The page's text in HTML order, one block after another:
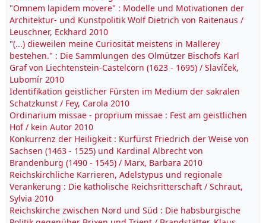
"Omnem lapidem movere" : Modelle und Motivationen der
Architektur- und Kunstpolitik Wolf Dietrich von Raitenaus /
Leuschner, Eckhard 2010
"(...) dieweilen meine Curiosität meistens in Mallerey
bestehen." : Die Sammlungen des Olmützer Bischofs Karl
Graf von Liechtenstein-Castelcorn (1623 - 1695) / Slavíček,
Lubomír 2010
Identifikation geistlicher Fürsten im Medium der sakralen
Schatzkunst / Fey, Carola 2010
Ordinarium missae - proprium missae : Fest am geistlichen
Hof / kein Autor 2010
Konkurrenz der Heiligkeit : Kurfürst Friedrich der Weise von
Sachsen (1463 - 1525) und Kardinal Albrecht von
Brandenburg (1490 - 1545) / Marx, Barbara 2010
Reichskirchliche Karrieren, Adelstypus und regionale
Verankerung : Die katholische Reichsritterschaft / Schraut,
Sylvia 2010
Reichskirche zwischen Nord und Süd : Die habsburgische